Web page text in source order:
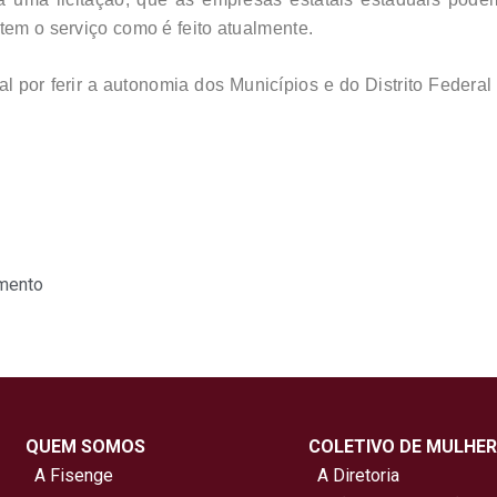
o serviço como é feito atualmente.
por ferir a autonomia dos Municípios e do Distrito
QUEM SOMOS
A Fisenge
COLETIVO DE
A Diretoria